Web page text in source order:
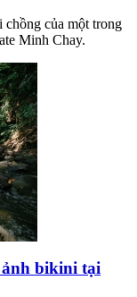
chồng của một trong
Minh Chay.
ảnh bikini tại